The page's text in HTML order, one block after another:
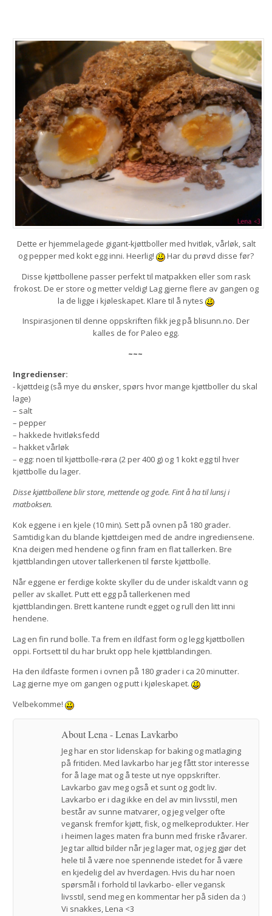
Dette er hjemmelagede gigant-kjøttboller med hvitløk, vårløk, salt
og pepper med kokt egg inni. Heerlig!
Har du prøvd disse før?
Disse kjøttbollene passer perfekt til matpakken eller som rask
frokost. De er store og metter veldig! Lag gjerne flere av gangen og
la de ligge i kjøleskapet. Klare til å nytes
Inspirasjonen til denne oppskriften fikk jeg på blisunn.no. Der
kalles de for Paleo egg.
~~~
Ingredienser:
- kjøttdeig (så mye du ønsker, spørs hvor mange kjøttboller du skal
lage)
– salt
– pepper
– hakkede hvitløksfedd
– hakket vårløk
– egg: noen til kjøttbolle-røra (2 per 400 g) og 1 kokt egg til hver
kjøttbolle du lager.
Disse kjøttbollene blir store, mettende og gode. Fint å ha til lunsj i
matboksen.
Kok eggene i en kjele (10 min). Sett på ovnen på 180 grader.
Samtidig kan du blande kjøttdeigen med de andre ingrediensene.
Kna deigen med hendene og finn fram en flat tallerken. Bre
kjøttblandingen utover tallerkenen til første kjøttbolle.
Når eggene er ferdige kokte skyller du de under iskaldt vann og
peller av skallet. Putt ett egg på tallerkenen med
kjøttblandingen. Brett kantene rundt egget og rull den litt inni
hendene.
Lag en fin rund bolle. Ta frem en ildfast form og legg kjøttbollen
oppi. Fortsett til du har brukt opp hele kjøttblandingen.
Ha den ildfaste formen i ovnen på 180 grader i ca 20 minutter.
Lag gjerne mye om gangen og putt i kjøleskapet.
Velbekomme!
About Lena - Lenas Lavkarbo
Jeg har en stor lidenskap for baking og matlaging
på fritiden. Med lavkarbo har jeg fått stor interesse
for å lage mat og å teste ut nye oppskrifter.
Lavkarbo gav meg også et sunt og godt liv.
Lavkarbo er i dag ikke en del av min livsstil, men
består av sunne matvarer, og jeg velger ofte
vegansk fremfor kjøtt, fisk, og melkeprodukter. Her
i heimen lages maten fra bunn med friske råvarer.
Jeg tar alltid bilder når jeg lager mat, og jeg gjør det
hele til å være noe spennende istedet for å være
en kjedelig del av hverdagen. Hvis du har noen
spørsmål i forhold til lavkarbo- eller vegansk
livsstil, send meg en kommentar her på siden da :)
Vi snakkes, Lena <3